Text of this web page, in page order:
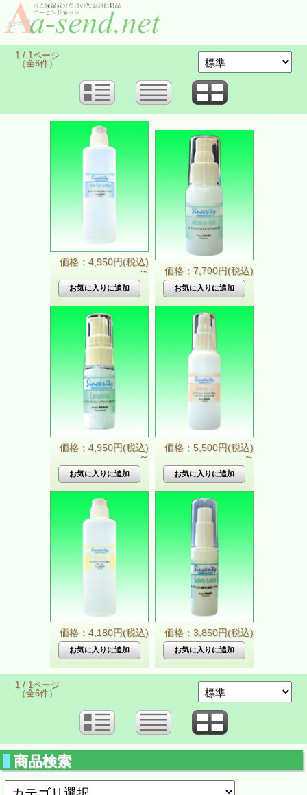
1 / 1ページ
（全6件）
価格：4,950円(税込)
～
価格：7,700円(税込)
価格：4,950円(税込)
～
価格：5,500円(税込)
～
価格：4,180円(税込) 価格：3,850円(税込)
1 / 1ページ
（全6件）
商品検索